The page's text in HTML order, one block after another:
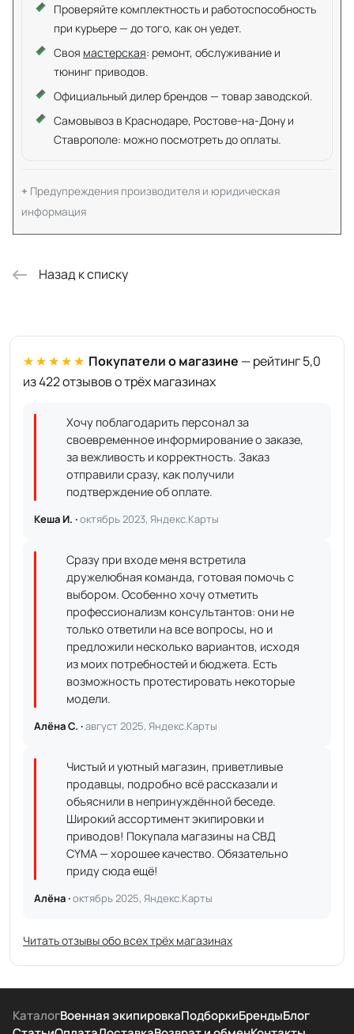
Проверяйте комплектность и работоспособность
при курьере — до того, как он уедет.
Своя мастерская: ремонт, обслуживание и
тюнинг приводов.
Официальный дилер брендов — товар заводской.
Самовывоз в Краснодаре, Ростове-на-Дону и
Ставрополе: можно посмотреть до оплаты.
Предупреждения производителя и юридическая
информация
Назад к списку
★★★★★ Покупатели о магазине — рейтинг 5,0
из 422 отзывов о трёх магазинах
Хочу поблагодарить персонал за
своевременное информирование о заказе,
за вежливость и корректность. Заказ
отправили сразу, как получили
подтверждение об оплате.
Кеша И. ·октябрь 2023, Яндекс.Карты
Сразу при входе меня встретила
дружелюбная команда, готовая помочь с
выбором. Особенно хочу отметить
профессионализм консультантов: они не
только ответили на все вопросы, но и
предложили несколько вариантов, исходя
из моих потребностей и бюджета. Есть
возможность протестировать некоторые
модели.
Алёна С. ·август 2025, Яндекс.Карты
Чистый и уютный магазин, приветливые
продавцы, подробно всё рассказали и
объяснили в непринуждённой беседе.
Широкий ассортимент экипировки и
приводов! Покупала магазины на СВД
CYMA — хорошее качество. Обязательно
приду сюда ещё!
Алёна ·октябрь 2025, Яндекс.Карты
Читать отзывы обо всех трёх магазинах
КаталогВоенная экипировкаПодборкиБрендыБлог